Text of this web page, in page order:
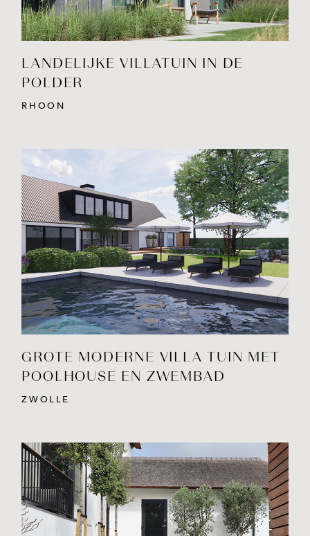
LANDELIJKE VILLATUIN IN DE
POLDER
RHOON
BEKIJK PROJECT
GROTE MODERNE VILLA TUIN MET
POOLHOUSE EN ZWEMBAD
ZWOLLE